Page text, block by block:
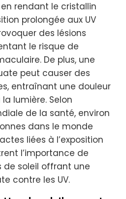
rendant le cristallin
prolongée aux UV
des lésions
le risque de
De plus, une
peut causer des
entraînant une douleur
lumière. Selon
de la santé, environ
dans le monde
liées à l’exposition
l’importance de
de soleil offrant une
contre les UV.